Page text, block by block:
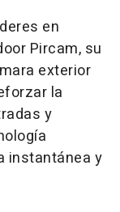
en
Pircam, su
exterior
la
y
instantánea y